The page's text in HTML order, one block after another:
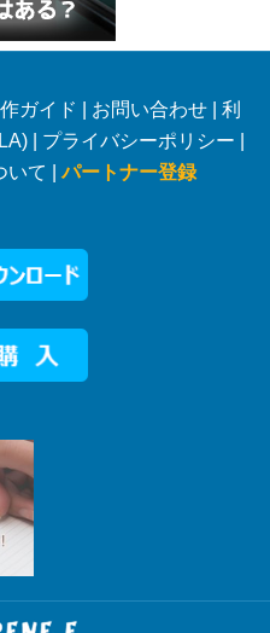
ガイド お問い合わせ
利
| プライバシーポリシー
いて |パートナー登録